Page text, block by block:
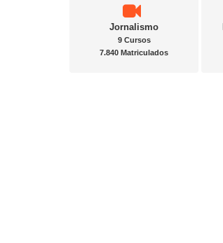
Jornalismo
9 Cursos
7.840 Matriculados